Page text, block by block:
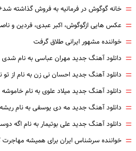
= خانه گوگوش در فرمانیه به فروش گذاشته
= عکس هایی ازگوگوش، اکبر عبدی، فردین و
= خواننده مشهور ایرانی طلاق گرفت
= دانلود آهنگ جدید مهران عباسی به نام شدی
= دانلود آهنگ جدید احسان نی زن به نام از تو
= دانلود آهنگ جدید میلاد علوی به نام
= دانلود آهنگ جدید مه دی یوسفی به نام
= دانلود آهنگ جدید علی بوتیمار به نام اگه
= خواننده سرشناس ایران برای همیشه مهاجرت